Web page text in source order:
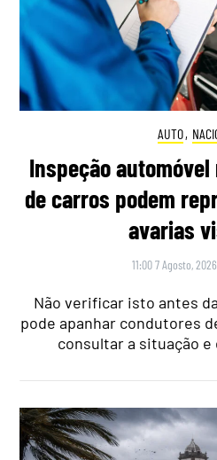
AUTO,
Inspeção
de carros podem
avarias
11:00 7 Agosto, 2026
Não verificar isto antes
pode apanhar condutores
consultar a situação